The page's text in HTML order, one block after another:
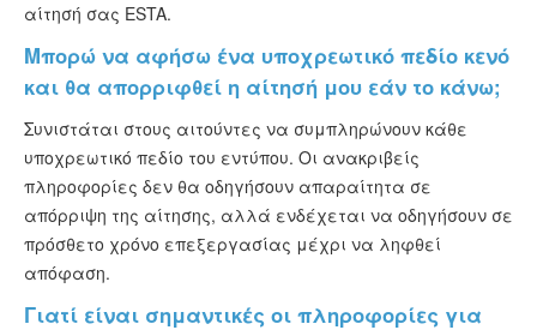
αίτησή σας ESTA.
Μπορώ να αφήσω ένα υποχρεωτικό πεδίο κενό
και θα απορριφθεί η αίτησή μου εάν το κάνω;
Συνιστάται στους αιτούντες να συμπληρώνουν κάθε
υποχρεωτικό πεδίο του εντύπου. Οι ανακριβείς
πληροφορίες δεν θα οδηγήσουν απαραίτητα σε
απόρριψη της αίτησης, αλλά ενδέχεται να οδηγήσουν σε
πρόσθετο χρόνο επεξεργασίας μέχρι να ληφθεί
απόφαση.
Γιατί είναι σημαντικές οι πληροφορίες για